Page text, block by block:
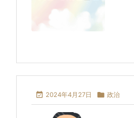
 2024年4月27日  政治